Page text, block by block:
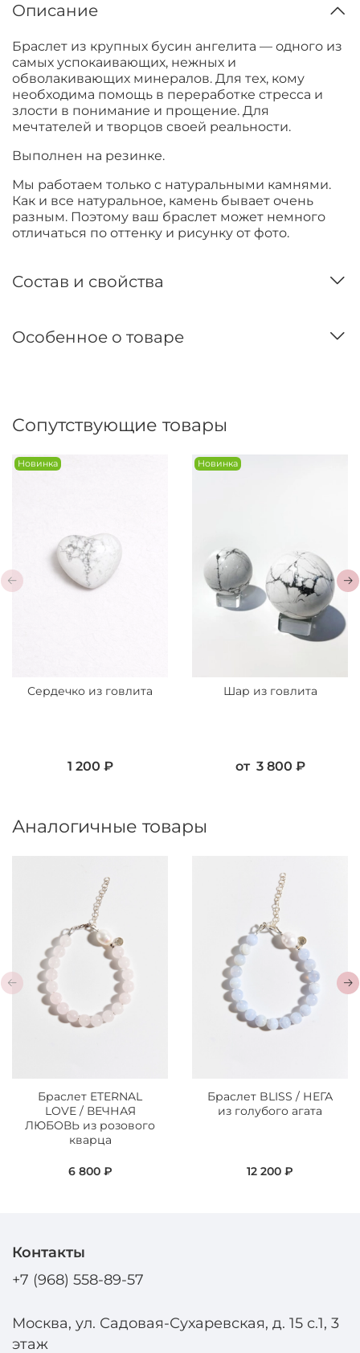
Описание
Браслет из крупных бусин ангелита — одного из
самых успокаивающих, нежных и
обволакивающих минералов. Для тех, кому
необходима помощь в переработке стресса и
злости в понимание и прощение. Для
мечтателей и творцов своей реальности.
Выполнен на резинке.
Мы работаем только с натуральными камнями.
Как и все натуральное, камень бывает очень
разным. Поэтому ваш браслет может немного
отличаться по оттенку и рисунку от фото.
Состав и свойства
Особенное о товаре
Сопутствующие товары
Новинка
Сердечко из говлита
1 200 ₽
Новинка
Шар из говлита
от 3 800 ₽
Аналогичные товары
Браслет ETERNAL
LOVE / ВЕЧНАЯ
ЛЮБОВЬ из розового
кварца
6 800 ₽
Браслет BLISS / НЕГА
из голубого агата
12 200 ₽
Контакты
+7 (968) 558-89-57
Москва, ул. Садовая-Сухаревская, д. 15 с.1, 3
этаж